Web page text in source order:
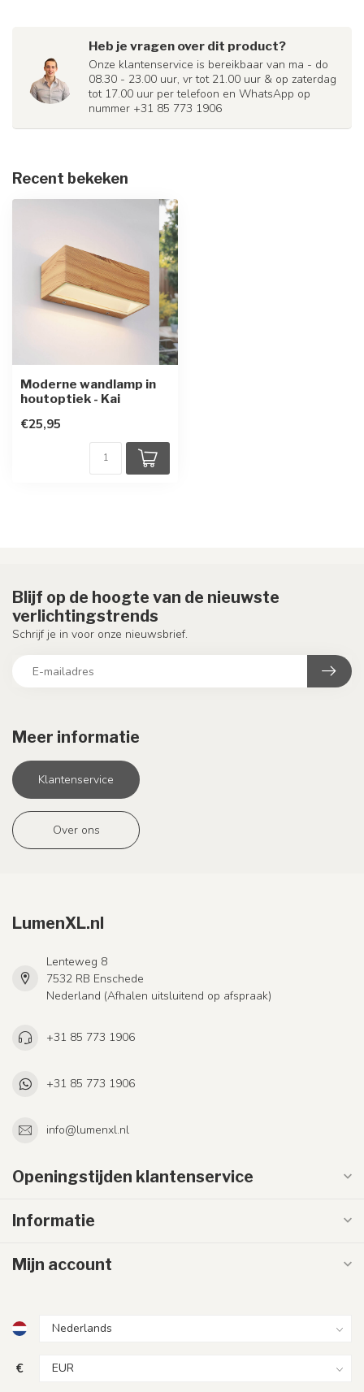
Heb je vragen over dit product?
Onze klantenservice is bereikbaar van ma - do
08.30 - 23.00 uur, vr tot 21.00 uur & op zaterdag
tot 17.00 uur per telefoon en WhatsApp op
nummer +31 85 773 1906
Recent bekeken
Moderne wandlamp in
houtoptiek - Kai
€25,95
Meer informatie
Klantenservice
Over ons
Blijf op de hoogte van de nieuwste
verlichtingstrends
Schrijf je in voor onze nieuwsbrief.
LumenXL.nl
Lenteweg 8
7532 RB Enschede
Nederland (Afhalen uitsluitend op afspraak)
+31 85 773 1906
+31 85 773 1906
info@lumenxl.nl
Openingstijden klantenservice
Informatie
Mijn account
€